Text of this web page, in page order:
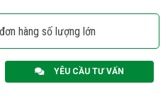
hàng số lượng lớn
YÊU CẦU TƯ VẤN